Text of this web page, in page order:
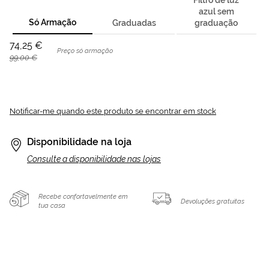
Só Armação
74,25 €
99,00 €
Preço só armação
Graduadas
azul sem
graduação
Notificar-me quando este produto se encontrar em stock
Disponibilidade na loja
Consulte a disponibilidade nas lojas
Recebe confortavelmente em
tua casa
Devoluções gratuitas